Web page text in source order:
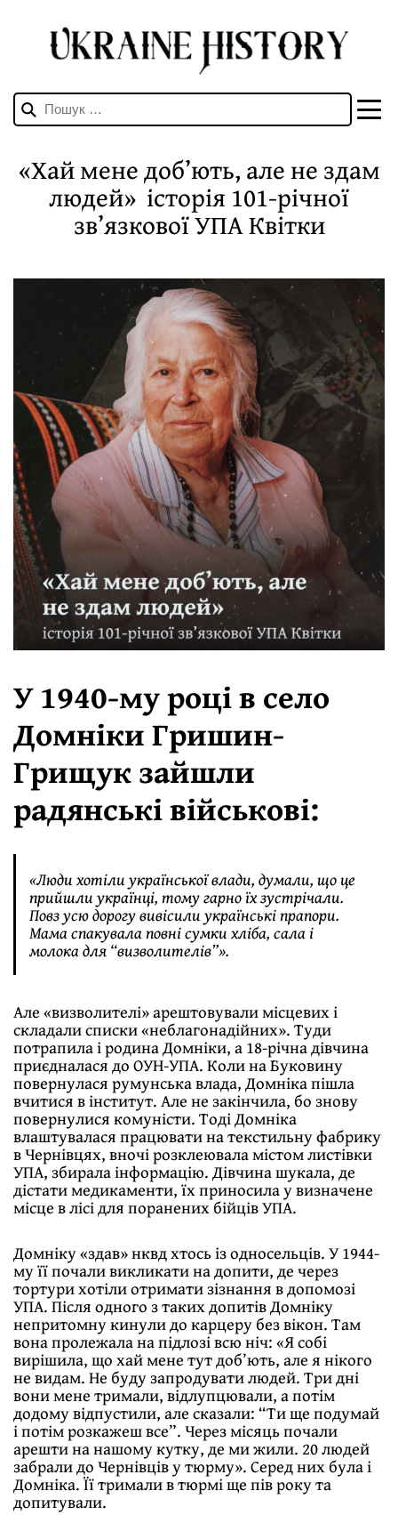
Пошук:
«Хай мене доб’ють, але не здам
людей» історія 101-річної
зв’язкової УПА Квітки
У 1940-му році в село
Домніки Гришин-
Грищук зайшли
радянські військові:
«Люди хотіли української влади, думали, що це
прийшли українці, тому гарно їх зустрічали.
Повз усю дорогу вивісили українські прапори.
Мама спакувала повні сумки хліба, сала і
молока для “визволителів”».
Але «визволителі» арештовували місцевих і
складали списки «неблагонадійних». Туди
потрапила і родина Домніки, а 18-річна дівчина
приєдналася до ОУН-УПА. Коли на Буковину
повернулася румунська влада, Домніка пішла
вчитися в інститут. Але не закінчила, бо знову
повернулися комуністи. Тоді Домніка
влаштувалася працювати на текстильну фабрику
в Чернівцях, вночі розклеювала містом листівки
УПА, збирала інформацію. Дівчина шукала, де
дістати медикаменти, їх приносила у визначене
місце в лісі для поранених бійців УПА.
Домніку «здав» нквд хтось із односельців. У 1944-
му її почали викликати на допити, де через
тортури хотіли отримати зізнання в допомозі
УПА. Після одного з таких допитів Домніку
непритомну кинули до карцеру без вікон. Там
вона пролежала на підлозі всю ніч: «Я собі
вирішила, що хай мене тут доб’ють, але я нікого
не видам. Не буду запродувати людей. Три дні
вони мене тримали, відлупцювали, а потім
додому відпустили, але сказали: “Ти ще подумай
і потім розкажеш все”. Через місяць почали
арешти на нашому кутку, де ми жили. 20 людей
забрали до Чернівців у тюрму». Серед них була і
Домніка. Її тримали в тюрмі ще пів року та
допитували.